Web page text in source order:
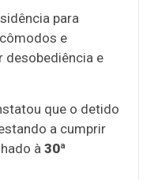
para
e
desobediência e
que o detido
a cumprir
à30ª